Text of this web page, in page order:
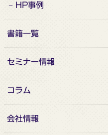
HP事例
書籍一覧
セミナー情報
コラム
会社情報